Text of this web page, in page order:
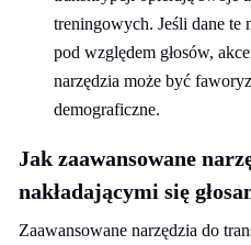
treningowych. Jeśli dane te
pod względem głosów,
narzędzia może być
demograficzne.
Jak zaawansowane
nakładającymi się
Zaawansowane narzędzia do